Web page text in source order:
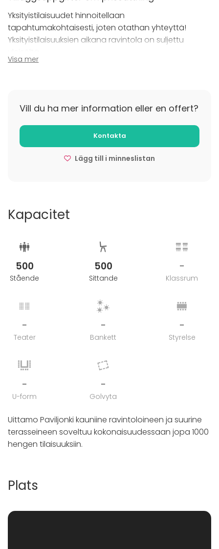
luonteen mukaan, joten ottakaa rohkeasti yhteyttä
niin järjestämme juuri teidän tilaisuuteen soveltuvan
kokonaisuuden.
Yksityistilaisuudet hinnoitellaan
tapahtumakohtaisesti, joten otathan yhteyttä!
Yksityistilaisuuksien aikana ravintola on suljettu
Visa mer
Vill du ha mer information eller en offert?
Kontakta
Lägg till i minneslistan
Kapacitet
500
Stående
500
Sittande
-
Klassrum
-
Teater
-
Bankett
-
Styrelse
-
U-form
-
Golvyta
Uittamo Paviljonki kauniine ravintoloineen ja suurine
terasseineen soveltuu kokonaisuudessaan jopa 1000
hengen tilaisuuksiin.
Plats